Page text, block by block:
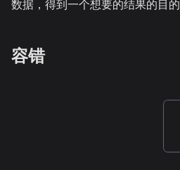
数据，得到一个想要的结果的目的
容错